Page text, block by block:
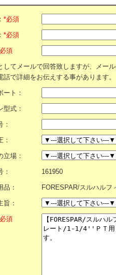
*必須
*必須
須
してメールで回答致しますが、メー
話で詳細をお伝えする事があります。
ート：
型式：
：
：
立場：
： 161950
品： FORESPAR/スルハルフ
旨：
須